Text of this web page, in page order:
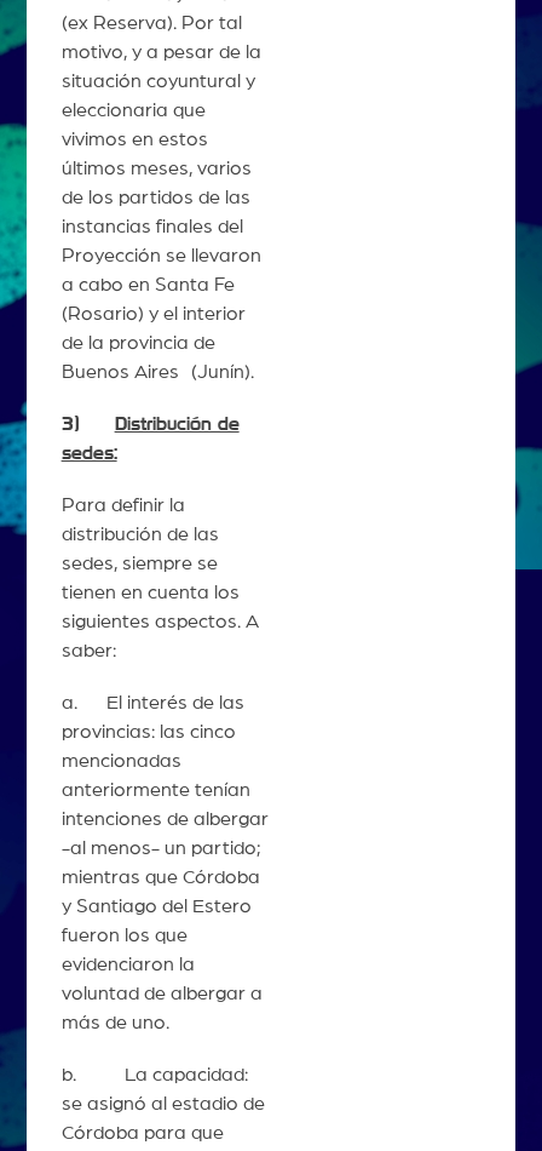
(ex Reserva). Por tal
motivo, y a pesar de la
situación coyuntural y
eleccionaria que
vivimos en estos
últimos meses, varios
de los partidos de las
instancias finales del
Proyección se llevaron
a cabo en Santa Fe
(Rosario) y el interior
de la provincia de
Buenos Aires (Junín).
3)
Distribución de
sedes:
Para definir la
distribución de las
sedes, siempre se
tienen en cuenta los
siguientes aspectos. A
saber:
a. El interés de las
provincias: las cinco
mencionadas
anteriormente tenían
intenciones de albergar
-al menos- un partido;
mientras que Córdoba
y Santiago del Estero
fueron los que
evidenciaron la
voluntad de albergar a
más de uno.
b. La capacidad:
se asignó al estadio de
Córdoba para que